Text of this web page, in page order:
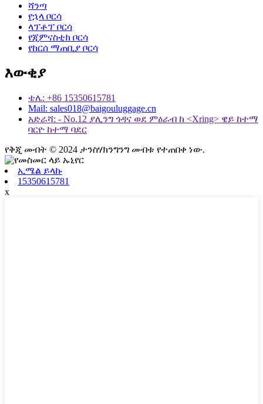
ሻንጣ
የኋላ ቦርሳ
ላፕቶፕ ቦርሳ
የጂምናስቲክ ቦርሳ
የከርሰ ማጠቢያ ቦርሳ
እውቂያ
ቴሌ: +86 15350615781
Mail: sales018@baigouluggage.cn
አድራሻ: - No.12 ያሊንግ ጎዳና ወደ ምዕራብ ከ <Xring> ዌይ ከተማ
ባርዮ ከተማ ባደር
የቅጂ መብት © 2024 ታንስሃክንግንግ መብቱ የተጠበቀ ነው.
ኢሜል ይላኩ
15350615781
x